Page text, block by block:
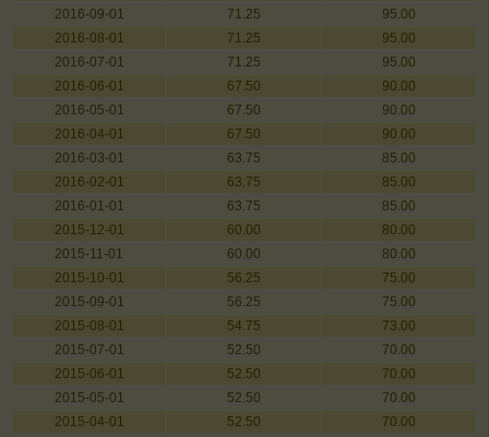
2016-09-01
71.25
95.00
2016-08-01
71.25
95.00
2016-07-01
71.25
95.00
2016-06-01
67.50
90.00
2016-05-01
67.50
90.00
2016-04-01
67.50
90.00
2016-03-01
63.75
85.00
2016-02-01
63.75
85.00
2016-01-01
63.75
85.00
2015-12-01
60.00
80.00
2015-11-01
60.00
80.00
2015-10-01
56.25
75.00
2015-09-01
56.25
75.00
2015-08-01
54.75
73.00
2015-07-01
52.50
70.00
2015-06-01
52.50
70.00
2015-05-01
52.50
70.00
2015-04-01
52.50
70.00